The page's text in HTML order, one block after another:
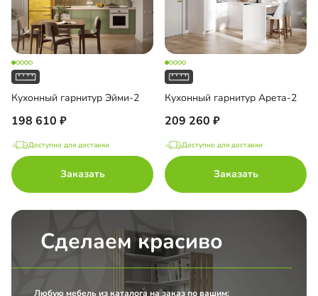
Кухонный гарнитур Эйми-2
198 610
Доступно для доставки
Заказать
Кухонный гарнитур Арета-2
209 260
Доступно для доставки
Заказать
Сделаем красиво
Любую мебель из каталога на заказ по вашим: